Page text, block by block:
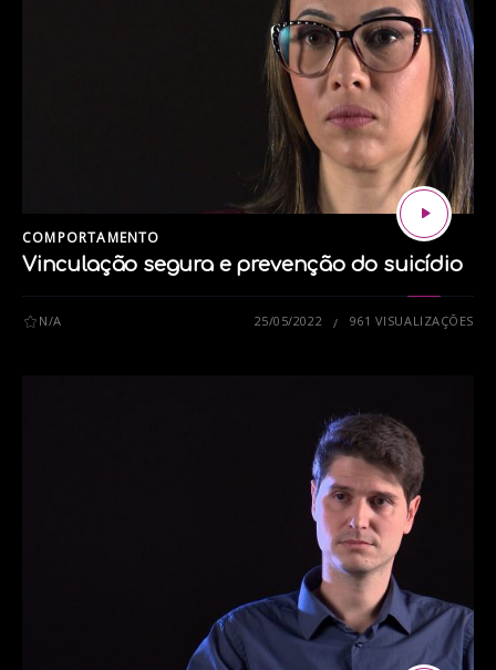
EDUCAÇÃO
PANDEMIA
COMPORTAMENTO
Vinculação segura e prevenção do suicídio
N/A 25/05/2022 961 VISUALIZAÇÕES